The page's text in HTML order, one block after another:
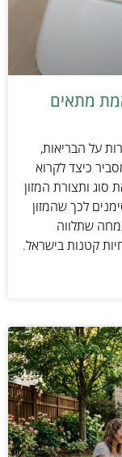
מתאים
על הבריאות,
כיצד לקרוא
סוג ותצורת המזון
לכך שהמזון
שתלווה
קטנות בישראל.